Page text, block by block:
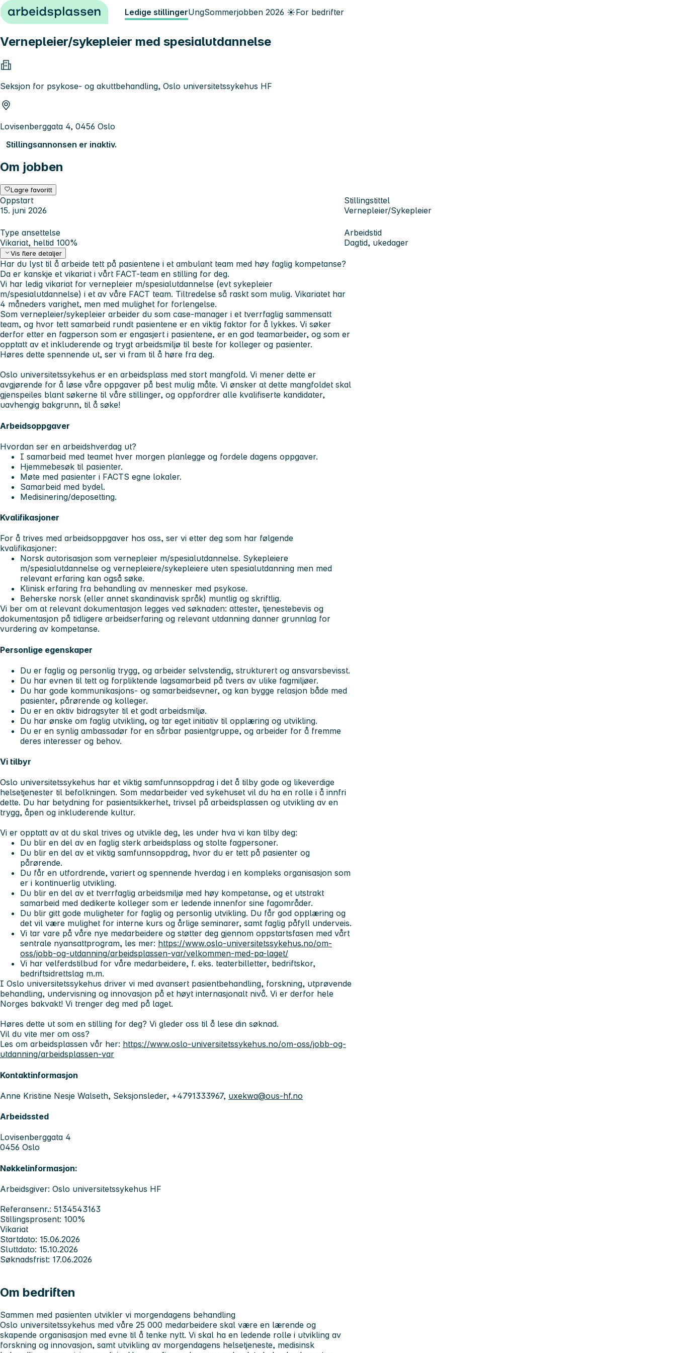
Hopp til innhold Ledige stillingerUngSommerjobben 2026 ☀️For bedrifter
Vernepleier/sykepleier med spesialutdannelse
Seksjon for psykose- og akuttbehandling, Oslo universitetssykehus HF
Lovisenberggata 4, 0456 Oslo
Stillingsannonsen er inaktiv.
Om jobben
Lagre favoritt
Oppstart
15. juni 2026
Stillingstittel
Vernepleier/Sykepleier
Type ansettelse
Vikariat, heltid 100%
Arbeidstid
Dagtid, ukedager
Vis flere detaljer
Har du lyst til å arbeide tett på pasientene i et ambulant team med høy faglig kompetanse?
Da er kanskje et vikariat i vårt FACT-team en stilling for deg.
Vi har ledig vikariat for vernepleier m/spesialutdannelse (evt sykepleier
m/spesialutdannelse) i et av våre FACT team. Tiltredelse så raskt som mulig. Vikariatet har
4 måneders varighet, men med mulighet for forlengelse.
Som vernepleier/sykepleier arbeider du som case-manager i et tverrfaglig sammensatt
team, og hvor tett samarbeid rundt pasientene er en viktig faktor for å lykkes. Vi søker
derfor etter en fagperson som er engasjert i pasientene, er en god teamarbeider, og som er
opptatt av et inkluderende og trygt arbeidsmiljø til beste for kolleger og pasienter.
Høres dette spennende ut, ser vi fram til å høre fra deg.
Oslo universitetssykehus er en arbeidsplass med stort mangfold. Vi mener dette er
avgjørende for å løse våre oppgaver på best mulig måte. Vi ønsker at dette mangfoldet skal
gjenspeiles blant søkerne til våre stillinger, og oppfordrer alle kvalifiserte kandidater,
uavhengig bakgrunn, til å søke!
Arbeidsoppgaver
Hvordan ser en arbeidshverdag ut?
I samarbeid med teamet hver morgen planlegge og fordele dagens oppgaver.
Hjemmebesøk til pasienter.
Møte med pasienter i FACTS egne lokaler.
Samarbeid med bydel.
Medisinering/deposetting.
Kvalifikasjoner
For å trives med arbeidsoppgaver hos oss, ser vi etter deg som har følgende
kvalifikasjoner:
Norsk autorisasjon som vernepleier m/spesialutdannelse. Sykepleiere
m/spesialutdannelse og vernepleiere/sykepleiere uten spesialutdanning men med
relevant erfaring kan også søke.
Klinisk erfaring fra behandling av mennesker med psykose.
Beherske norsk (eller annet skandinavisk språk) muntlig og skriftlig.
Vi ber om at relevant dokumentasjon legges ved søknaden: attester, tjenestebevis og
dokumentasjon på tidligere arbeidserfaring og relevant utdanning danner grunnlag for
vurdering av kompetanse.
Personlige egenskaper
Du er faglig og personlig trygg, og arbeider selvstendig, strukturert og ansvarsbevisst.
Du har evnen til tett og forpliktende lagsamarbeid på tvers av ulike fagmiljøer.
Du har gode kommunikasjons- og samarbeidsevner, og kan bygge relasjon både med
pasienter, pårørende og kolleger.
Du er en aktiv bidragsyter til et godt arbeidsmiljø.
Du har ønske om faglig utvikling, og tar eget initiativ til opplæring og utvikling.
Du er en synlig ambassadør for en sårbar pasientgruppe, og arbeider for å fremme
deres interesser og behov.
Vi tilbyr
Oslo universitetssykehus har et viktig samfunnsoppdrag i det å tilby gode og likeverdige
helsetjenester til befolkningen. Som medarbeider ved sykehuset vil du ha en rolle i å innfri
dette. Du har betydning for pasientsikkerhet, trivsel på arbeidsplassen og utvikling av en
trygg, åpen og inkluderende kultur.
Vi er opptatt av at du skal trives og utvikle deg, les under hva vi kan tilby deg:
Du blir en del av en faglig sterk arbeidsplass og stolte fagpersoner.
Du blir en del av et viktig samfunnsoppdrag, hvor du er tett på pasienter og
pårørende.
Du får en utfordrende, variert og spennende hverdag i en kompleks organisasjon som
er i kontinuerlig utvikling.
Du blir en del av et tverrfaglig arbeidsmiljø med høy kompetanse, og et utstrakt
samarbeid med dedikerte kolleger som er ledende innenfor sine fagområder.
Du blir gitt gode muligheter for faglig og personlig utvikling. Du får god opplæring og
det vil være mulighet for interne kurs og årlige seminarer, samt faglig påfyll underveis.
Vi tar vare på våre nye medarbeidere og støtter deg gjennom oppstartsfasen med vårt
sentrale nyansattprogram, les mer: https://www.oslo-universitetssykehus.no/om-
oss/jobb-og-utdanning/arbeidsplassen-var/velkommen-med-pa-laget/
Vi har velferdstilbud for våre medarbeidere, f. eks. teaterbilletter, bedriftskor,
bedriftsidrettslag m.m.
I Oslo universitetssykehus driver vi med avansert pasientbehandling, forskning, utprøvende
behandling, undervisning og innovasjon på et høyt internasjonalt nivå. Vi er derfor hele
Norges bakvakt! Vi trenger deg med på laget.
Høres dette ut som en stilling for deg? Vi gleder oss til å lese din søknad.
Vil du vite mer om oss?
Les om arbeidsplassen vår her: https://www.oslo-universitetssykehus.no/om-oss/jobb-og-
utdanning/arbeidsplassen-var
Kontaktinformasjon
Anne Kristine Nesje Walseth, Seksjonsleder, +4791333967, uxekwa@ous-hf.no
Arbeidssted
Lovisenberggata 4
0456 Oslo
Nøkkelinformasjon:
Arbeidsgiver: Oslo universitetssykehus HF
Referansenr.: 5134543163
Stillingsprosent: 100%
Vikariat
Startdato: 15.06.2026
Sluttdato: 15.10.2026
Søknadsfrist: 17.06.2026
Om bedriften
Sammen med pasienten utvikler vi morgendagens behandling
Oslo universitetssykehus med våre 25 000 medarbeidere skal være en lærende og
skapende organisasjon med evne til å tenke nytt. Vi skal ha en ledende rolle i utvikling av
forskning og innovasjon, samt utvikling av morgendagens helsetjeneste, medisinsk